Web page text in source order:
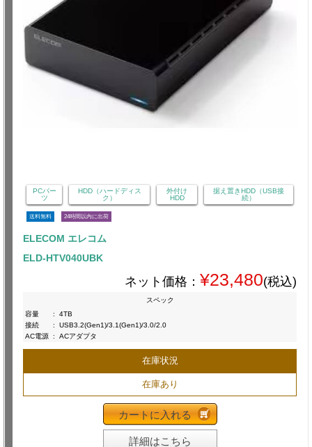
PCパー
ツ
HDD（ハードディス
ク）
外付け
HDD
据え置きHDD（USB接
続）
送料無料 24時間以内に出荷
ELECOM エレコム
ELD-HTV040UBK
ネット価格： ¥23,480(税込)
スペック
容量
:
4TB
接続
:
USB3.2(Gen1)/3.1(Gen1)/3.0/2.0
AC電源 : ACアダプタ
在庫状況
在庫あり
カートに入れる
詳細はこちら